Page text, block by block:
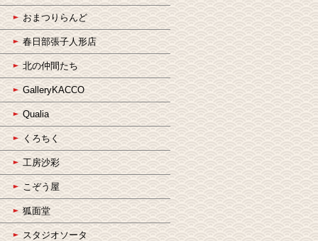
おまつりらんど
春日部張子人形店
北の仲間たち
GalleryKACCO
Qualia
くろちく
工房沙彩
こぞう屋
狐面堂
スタジオソータ